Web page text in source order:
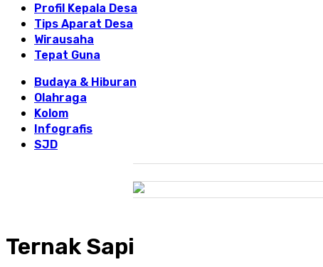
Profil Kepala Desa
Tips Aparat Desa
Wirausaha
Tepat Guna
Budaya & Hiburan
Olahraga
Kolom
Infografis
SJD
Ternak Sapi